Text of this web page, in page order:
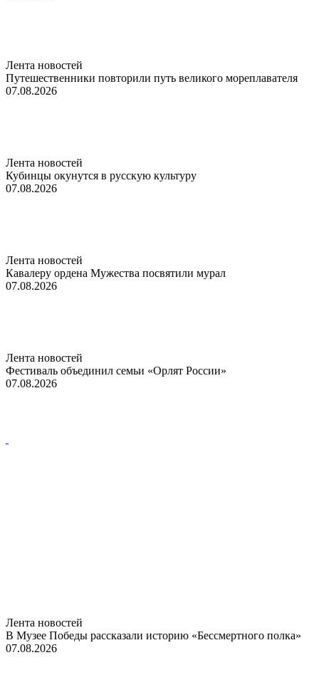
Лента новостей
Путешественники повторили путь великого мореплавателя
07.08.2026
Лента новостей
Кубинцы окунутся в русскую культуру
07.08.2026
Лента новостей
Кавалеру ордена Мужества посвятили мурал
07.08.2026
Лента новостей
Фестиваль объединил семьи «Орлят России»
07.08.2026
Лента новостей
В Музее Победы рассказали историю «Бессмертного полка»
07.08.2026